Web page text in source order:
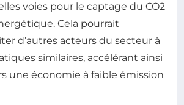
voies pour le captage du CO2
Cela pourrait
d’autres acteurs du secteur à
similaires, accélérant ainsi
une économie à faible émission